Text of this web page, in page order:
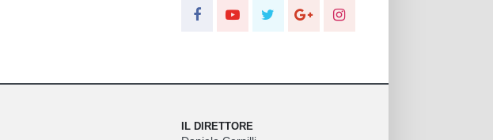
IL DIRETTORE